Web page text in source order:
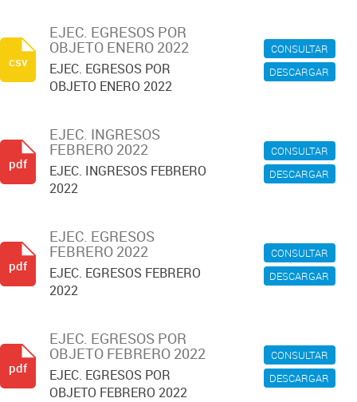
CONSULTAR
DESCARGAR
EJEC. EGRESOS POR
OBJETO ENERO 2022
EJEC. EGRESOS POR
OBJETO ENERO 2022
csv
CONSULTAR
DESCARGAR
EJEC. INGRESOS
FEBRERO 2022
EJEC. INGRESOS FEBRERO
2022
pdf
CONSULTAR
DESCARGAR
EJEC. EGRESOS
FEBRERO 2022
EJEC. EGRESOS FEBRERO
2022
pdf
CONSULTAR
DESCARGAR
EJEC. EGRESOS POR
OBJETO FEBRERO 2022
EJEC. EGRESOS POR
OBJETO FEBRERO 2022
pdf